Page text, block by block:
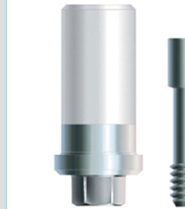
through